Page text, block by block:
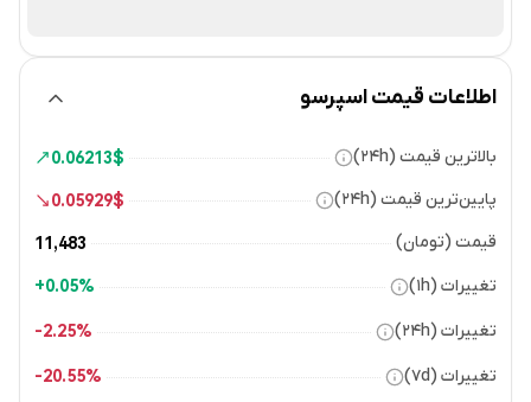
اطلاعات قیمت اسپرسو
بالاترین قیمت (۲۴h) $
0.06213
پایین‌ترین قیمت (۲۴h) $
0.05929
قیمت (تومان) 11,483
تغییرات (۱h) 0.05%+
تغییرات (۲۴h) 2.25%-
تغییرات (۷d) 20.55%-